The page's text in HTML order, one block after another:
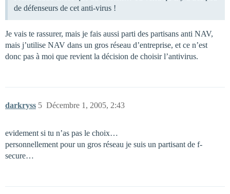
de défenseurs de cet anti-virus !
Je vais te rassurer, mais je fais aussi parti des partisans anti NAV,
mais j’utilise NAV dans un gros réseau d’entreprise, et ce n’est
donc pas à moi que revient la décision de choisir l’antivirus.
darkryss Décembre 1, 2005, 2:43
5
evidement si tu n’as pas le choix…
personnellement pour un gros réseau je suis un partisant de f-
secure…